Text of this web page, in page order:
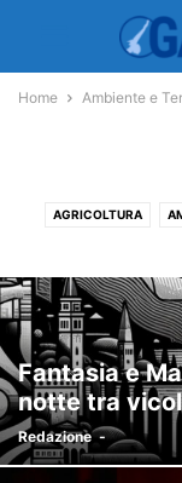
Home Ambiente e
AGRICOLTURA
Fantasia e
notte tra
Redazione -